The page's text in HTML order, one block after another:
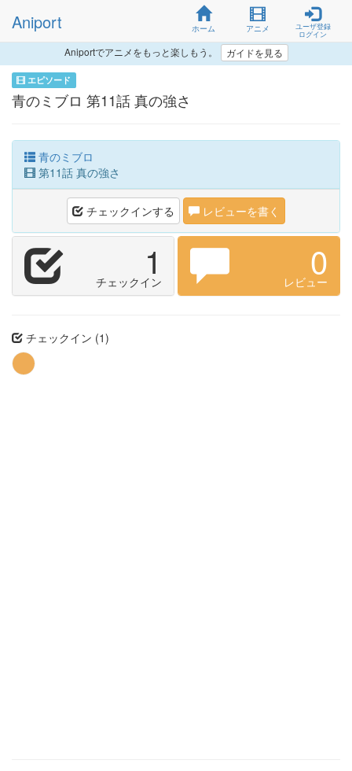
Aniport ホーム アニメ
ユーザ登録
ログイン
Aniportでアニメをもっと楽しもう。 ガイドを見る
エピソード
青のミブロ 第11話 真の強さ
青のミブロ
第11話 真の強さ
チェックインする レビューを書く
1
チェックイン 0
レビュー
チェックイン (1)